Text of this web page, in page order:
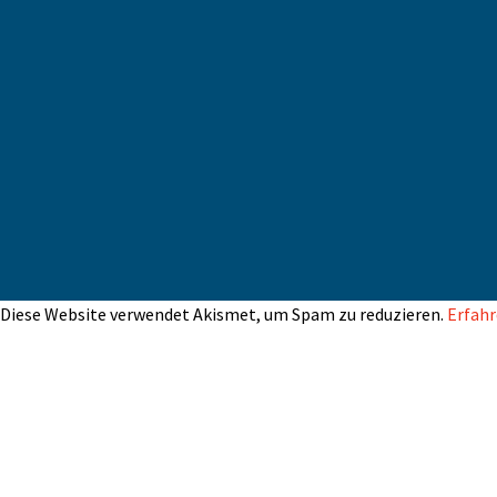
Diese Website verwendet Akismet, um Spam zu reduzieren.